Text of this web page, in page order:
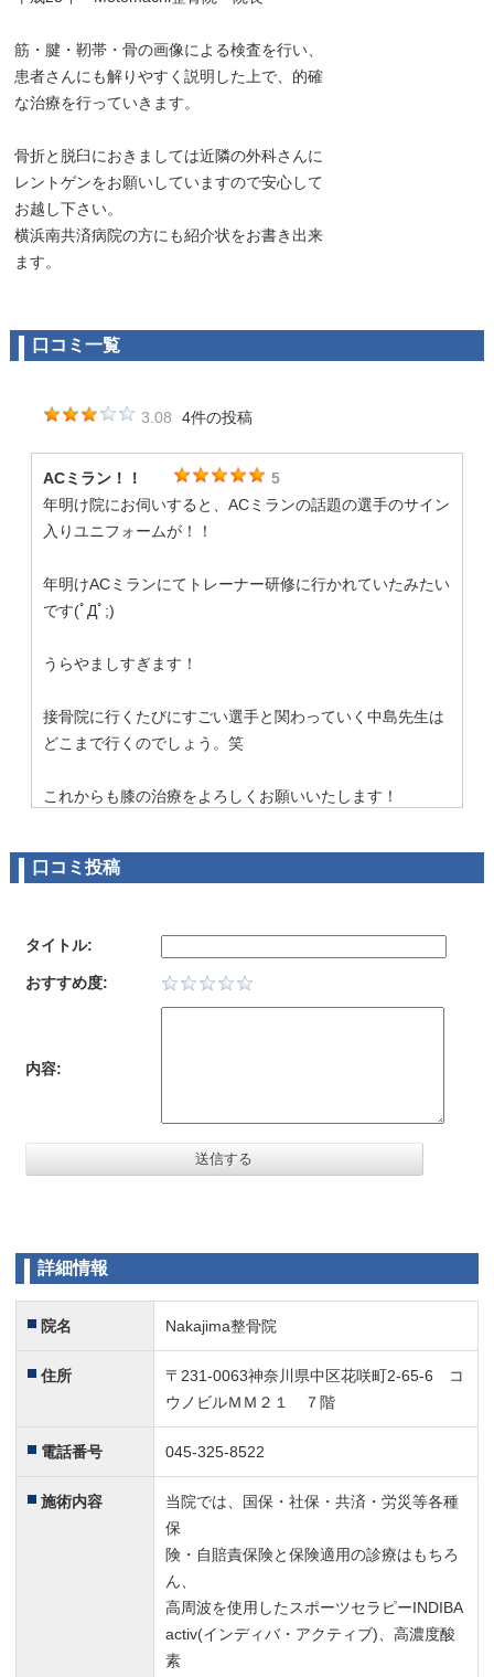
筋・腱・靭帯・骨の画像による検査を行い、
患者さんにも解りやすく説明した上で、的確
な治療を行っていきます。
骨折と脱臼におきましては近隣の外科さんに
レントゲンをお願いしていますので安心して
お越し下さい。
横浜南共済病院の方にも紹介状をお書き出来
ます。
口コミ一覧
3.08 4件の投稿
ACミラン！！
5
年明け院にお伺いすると、ACミランの話題の選手のサイン
入りユニフォームが！！
年明けACミランにてトレーナー研修に行かれていたみたい
です(ﾟДﾟ;)
うらやましすぎます！
接骨院に行くたびにすごい選手と関わっていく中島先生は
どこまで行くのでしょう。笑
これからも膝の治療をよろしくお願いいたします！
K,H
骨院で治療とトレーニングをしていました。
チームトレーナーをしていただいてます！ 5
様々なスポーツに関わっている先生なので安心です。
これからもよろしくお願いします。
肩を痛めてしまい、横浜南共済病院を受診し、病院の先生
からご紹介していただきました。
Nakajima整骨院では、傷めた肩の状態や治療後のケア、正
しい投球フォームをしっかりと教えていただけます。
病院と連携がとれていますので安心して治療できます。
これからもよろしくお願いいたします。
口コミ投稿
タイトル:
おすすめ度:
内容:
詳細情報
院名 Nakajima整骨院
住所
〒231-0063神奈川県中区花咲町2-65-6 コ
ウノビルＭＭ２１ ７階
電話番号 045-325-8522
施術内容
当院では、国保・社保・共済・労災等各種
保
険・自賠責保険と保険適用の診療はもちろ
ん、
高周波を使用したスポーツセラピーINDIBA
activ(インディバ・アクティブ)、高濃度酸
素